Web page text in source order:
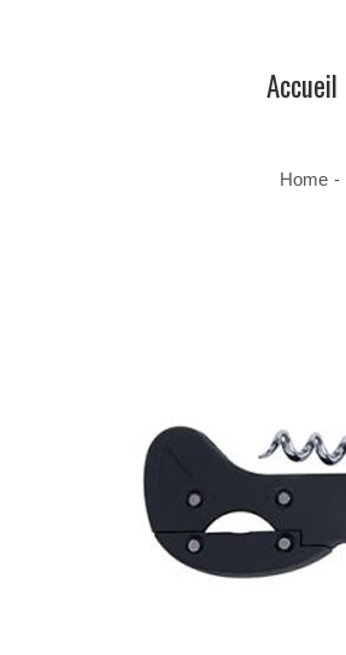
Accueil
Home -